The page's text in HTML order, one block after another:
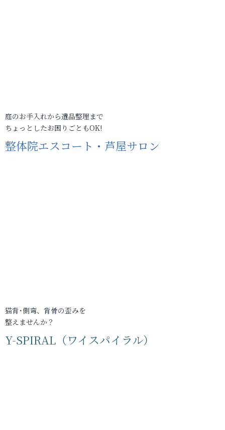
庭のお手入れから遺品整理まで
ちょっとしたお困りごともOK!
整体院エスコート・芦屋サロン
猫背･側弯、背骨の歪みを
整えませんか？
Y-SPIRAL（ワイスパイラル）